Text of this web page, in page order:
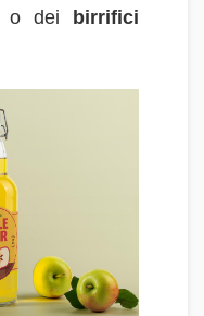
o dei birrifici